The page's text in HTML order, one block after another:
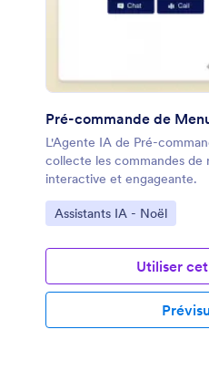
Pré-commande de
L'Agente IA de Pré-
collecte les commandes de
interactive et engageante.
Accéder à la catégorie :
Assistants IA - Noël
Utiliser